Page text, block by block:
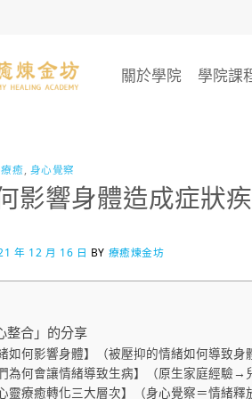
關於學院 學院課
癒 身心覺察
影響身體造成症狀
年 12 月 16 日 BY 療癒煉金坊
整合」的分享
緒如何影響身體】（被壓抑的情緒如何導致身
們為何會讓情緒導致生病】（原生家庭經驗→
心靈療癒轉化三大層次】（身心覺察＝情緒